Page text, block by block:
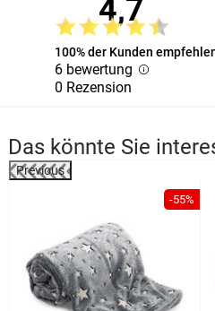
4,7
100% der Kunden
6 bewertung
0 Rezension
Das könnte Sie
Previous
-55%